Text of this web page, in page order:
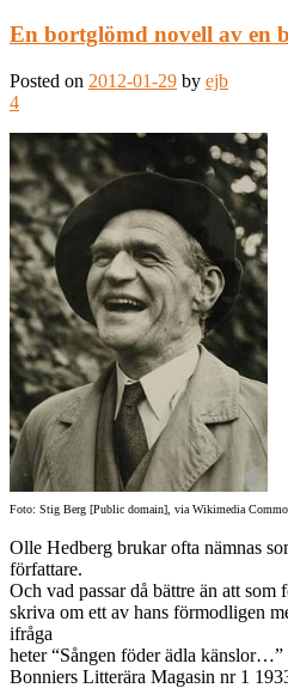
En bortglömd novell av en
Posted on 2012-01-29 by ejb
4
Foto: Stig Berg [Public domain], via Wikimedia
Olle Hedberg brukar ofta nämnas
författare.
Och vad passar då bättre än att
skriva om ett av hans förmodligen
ifråga
heter “Sången föder ädla
Bonniers Litterära Magasin nr 1